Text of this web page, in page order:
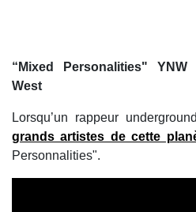
“Mixed Personalities"
West
Lorsqu’un rappeur
grands artistes de cette
Personnalities".